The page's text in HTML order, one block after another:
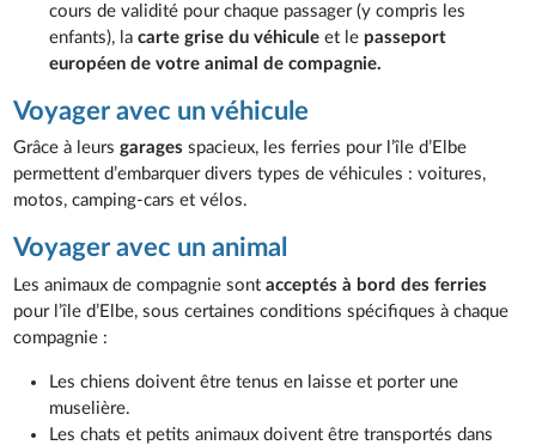
cours de validité pour chaque passager (y compris les
enfants), lacarte grise du véhiculeet le passeport
européen de votre animal de compagnie.
Voyager avec un véhicule
Grâce à leursgaragesspacieux, les ferries pour l’île d’Elbe
permettent d’embarquer divers types de véhicules : voitures,
motos, camping-cars et vélos.
Voyager avec un animal
Les animaux de compagnie sont acceptés à bord des ferries
pour l’île d’Elbe, sous certaines conditions spécifiques à chaque
compagnie :
Les chiens doivent être tenus en laisse et porter une
muselière.
Les chats et petits animaux doivent être transportés dans